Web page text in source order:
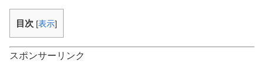
目次 [表示]
スポンサーリンク